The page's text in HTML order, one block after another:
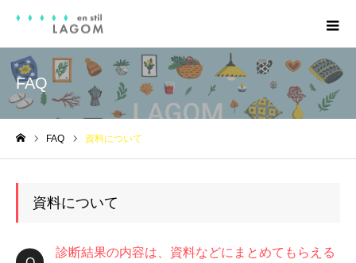
FAQ
FAQ 資料について
資料について
診断結果の内容は、資料などにまとめてもらえる